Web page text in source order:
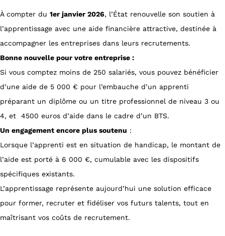
À compter du 1er janvier 2026, l’État renouvelle son soutien à
l’apprentissage avec une aide financière attractive, destinée à
accompagner les entreprises dans leurs recrutements.
Bonne nouvelle pour votre entreprise :
Si vous comptez moins de 250 salariés, vous pouvez bénéficier
d’une aide de 5 000 € pour l’embauche d’un apprenti
préparant un diplôme ou un titre professionnel de niveau 3 ou
4, et 4500 euros d’aide dans le cadre d’un BTS.
Un engagement encore plus soutenu :
Lorsque l’apprenti est en situation de handicap, le montant de
l’aide est porté à 6 000 €, cumulable avec les dispositifs
spécifiques existants.
L’apprentissage représente aujourd’hui une solution efficace
pour former, recruter et fidéliser vos futurs talents, tout en
maîtrisant vos coûts de recrutement.